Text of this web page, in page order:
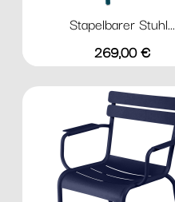
Stapelbarer Stuhl...
Preis
269,00 €